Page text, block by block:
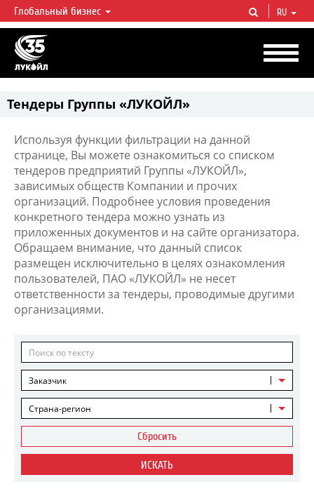
ЛУКОЙЛ СЕГОДНЯ
ЛУКОЙЛ — одна из крупнейших вертикально интегрированных
нефтегазовых компаний в мире, на долю которой приходится более 2%
мировой добычи нефти и около 1% доказанных запасов углеводородов.
Глобальный бизнес RU
Тендеры Группы «ЛУКОЙЛ»
Используя функции фильтрации на данной
странице, Вы можете ознакомиться со списком
тендеров предприятий Группы «ЛУКОЙЛ»,
зависимых обществ Компании и прочих
организаций. Подробнее условия проведения
конкретного тендера можно узнать из
приложенных документов и на сайте организатора.
Обращаем внимание, что данный список
размещен исключительно в целях ознакомления
пользователей, ПАО «ЛУКОЙЛ» не несет
ответственности за тендеры, проводимые другими
организациями.
Заказчик
Страна-регион
Сбросить
ИСКАТЬ